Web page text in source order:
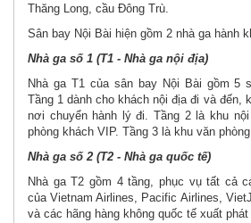
Thăng Long, cầu Đông Trù.
Sân bay Nội Bài hiện gồm 2 nhà ga hành
Nhà ga số 1 (T1 - Nhà ga nội địa)
Nhà ga T1 của sân bay Nội Bài gồm 5
Tầng 1 dành cho khách nội địa đi và đến,
nơi chuyển hành lý đi. Tầng 2 là khu
phòng khách VIP. Tầng 3 là khu văn
Nhà ga số 2 (T2 - Nhà ga quốc tế)
Nhà ga T2 gồm 4 tầng, phục vụ tất cả
của Vietnam Airlines, Pacific Airlines,
và các hãng hàng không quốc tế xuất phát